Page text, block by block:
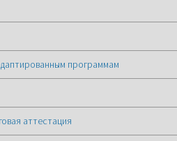
программам
аттестация